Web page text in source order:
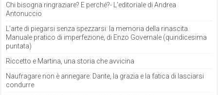
Chi bisogna ringraziare? E perché?- L’editoriale di Andrea
Antonuccio
L’arte di piegarsi senza spezzarsi: la memoria della rinascita.
Manuale pratico di imperfezione, di Enzo Governale (quindicesima
puntata)
Riccetto e Martina, una storia che avvicina
Naufragare non è annegare: Dante, la grazia e la fatica di lasciarsi
condurre